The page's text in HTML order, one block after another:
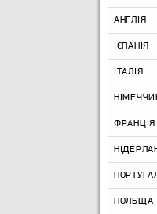
АНГЛІЯ
ІСПАНІЯ
ІТАЛІЯ
ФРАНЦІЯ
ПОЛЬЩА